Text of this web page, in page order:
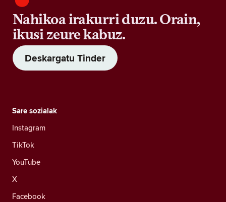
Nahikoa irakurri duzu. Orain,
ikusi zeure kabuz.
Deskargatu Tinder
Sare sozialak
Instagram
TikTok
YouTube
X
Facebook